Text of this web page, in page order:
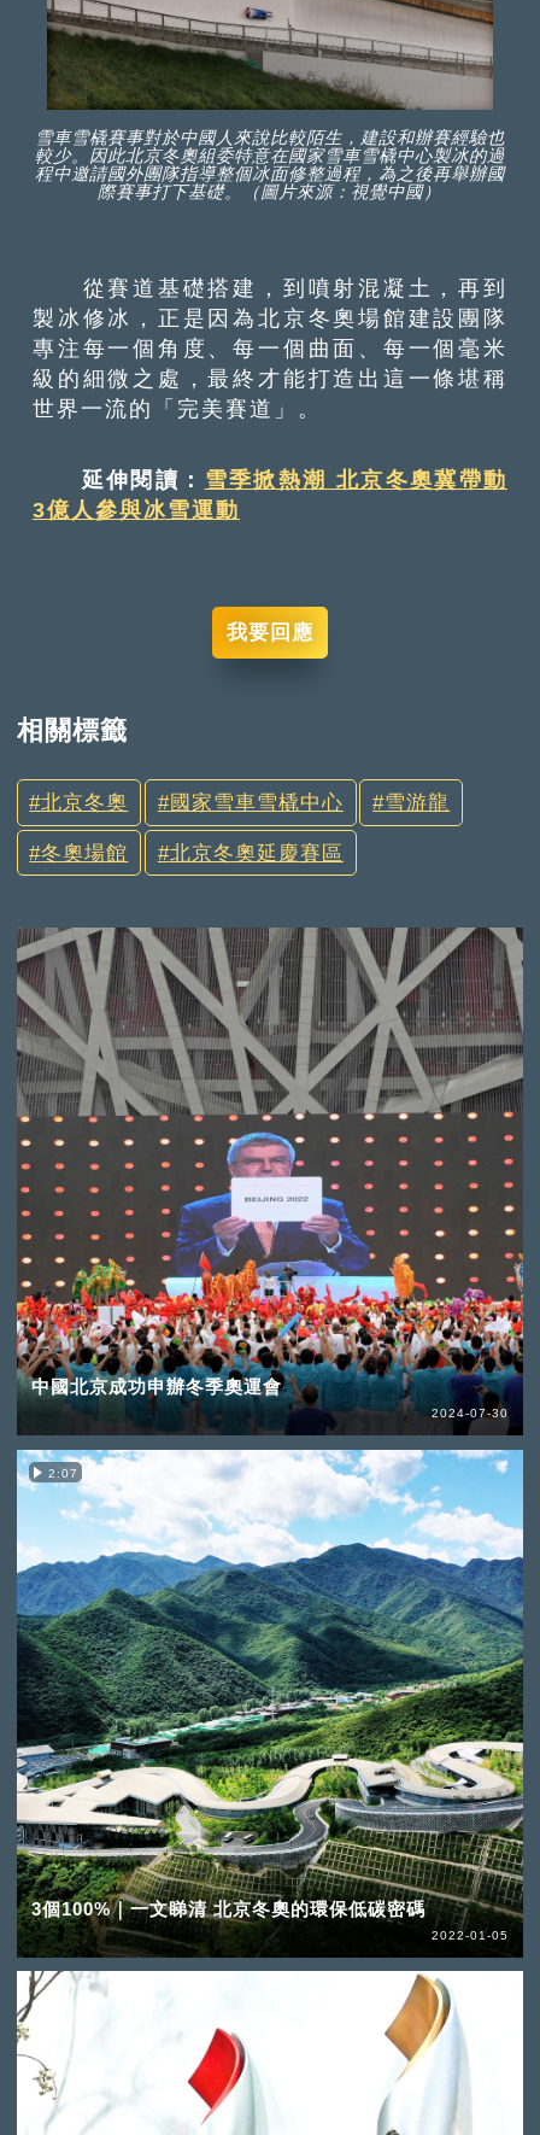
雪車雪橇賽事對於中國人來說比較陌生，建設和辦賽經驗也
較少。因此北京冬奧組委特意在國家雪車雪橇中心製冰的過
程中邀請國外團隊指導整個冰面修整過程，為之後再舉辦國
際賽事打下基礎。（圖片來源：視覺中國）
從賽道基礎搭建，到噴射混凝土，再到
製冰修冰，正是因為北京冬奧場館建設團隊
專注每一個角度、每一個曲面、每一個毫米
級的細微之處，最終才能打造出這一條堪稱
世界一流的「完美賽道」。
延伸閱讀： 雪季掀熱潮 北京冬奧冀帶動
3億人參與冰雪運動
我要回應
相關標籤
北京冬奧 國家雪車雪橇中心 雪游龍
冬奧場館 北京冬奧延慶賽區
中國北京成功申辦冬季奧運會
2024-07-30
2:07
3個100%｜一文睇清 北京冬奧的環保低碳密碼
2022-01-05